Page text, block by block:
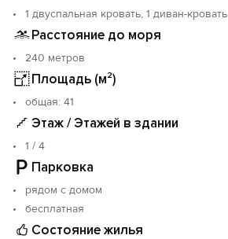
1 двуспальная кровать, 1 диван-кровать
Расстояние до моря
240 метров
Площадь (м²)
oбщая: 41
Этаж / Этажей в здании
1 / 4
Парковка
рядом с домом
бесплатная
Состояние жилья